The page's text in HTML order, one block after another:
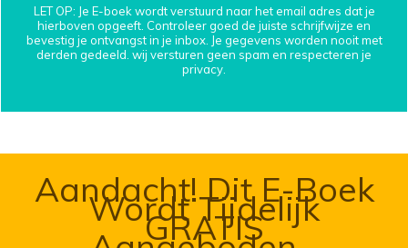
LET OP: Je E-boek wordt verstuurd naar het email adres dat je
hierboven opgeeft. Controleer goed de juiste schrijfwijze en
bevestig je ontvangst in je inbox. Je gegevens worden nooit met
derden gedeeld. wij versturen geen spam en respecteren je
privacy.
Aandacht! Dit E-Boek
Wordt Tijdelijk
GRATIS